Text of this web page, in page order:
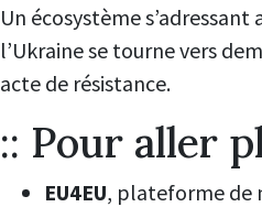
Un écosystème
l’Ukraine se tourne vers
acte de résistance.
:: Pour aller
EU4EU, plateforme de